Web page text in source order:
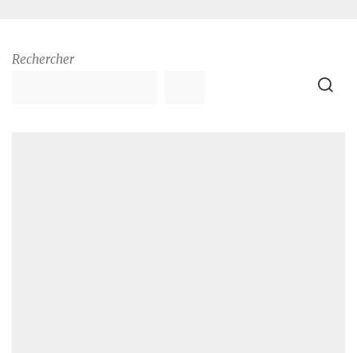
Rechercher